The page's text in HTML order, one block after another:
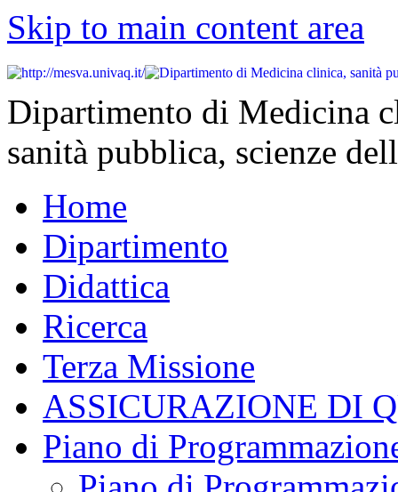
Skip to main content area
Dipartimento di Medicina
sanità pubblica, scienze
Home
Dipartimento
Didattica
Ricerca
Terza Missione
ASSICURAZIONE DI
Piano di